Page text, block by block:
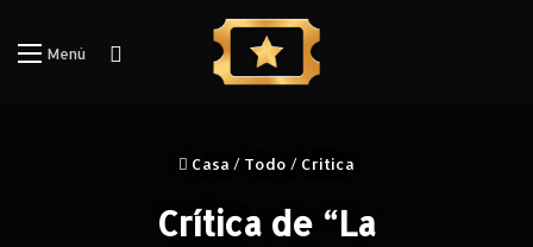
Menú Iniciar Sesión
Casa / Todo / Critica
Crítica de “La